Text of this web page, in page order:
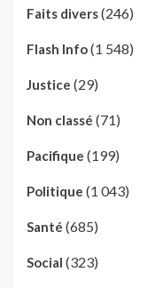
Faits divers(246)
Flash Info(1 548)
Justice (29)
Non classé (71)
Pacifique (199)
Politique (1 043)
Santé (685)
Social (323)